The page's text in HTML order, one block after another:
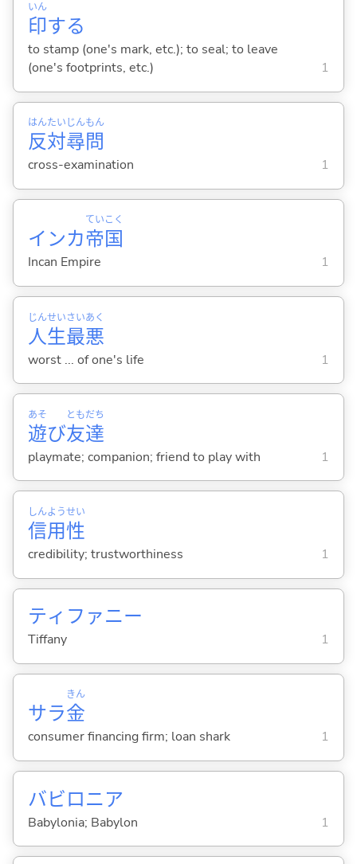
印
いん
する
to stamp (one's mark, etc.); to seal; to leave
(one's footprints, etc.)
1
反
はん
対
たい
尋
じん
問
もん
cross-examination 1
インカ帝
てい
国
こく
Incan Empire 1
人
じん
生
せい
最
さい
悪
あく
worst ... of one's life 1
遊
あそ
び友
とも
達
だち
playmate; companion; friend to play with 1
信
しん
用
よう
性
せい
credibility; trustworthiness 1
ティファニー
Tiffany 1
サラ金
きん
consumer financing firm; loan shark 1
バビロニア
Babylonia; Babylon 1